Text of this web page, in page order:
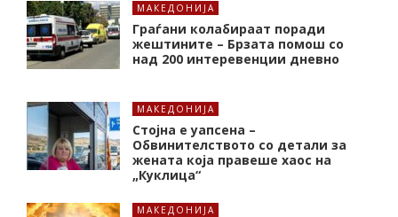
МАКЕДОНИЈА
Граѓани колабираат поради
жештините – Брзата помош со
над 200 интеревенции дневно
МАКЕДОНИЈА
Стојна е уапсена –
Обвинителството со детали за
жената која правеше хаос на
„Куклица“
МАКЕДОНИЈА